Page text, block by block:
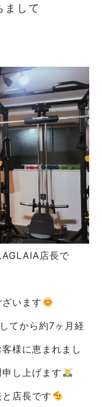
まして
店長で
います
てから約7ヶ月経
様に恵まれまし
し上げます
店長です